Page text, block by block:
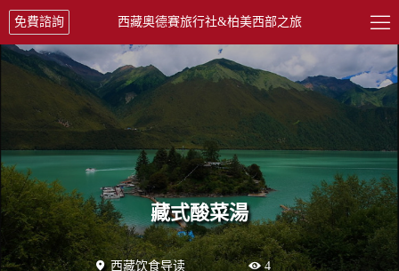

免費諮詢 西藏奧德賽旅行社&柏美西部之旅
藏式酸菜湯
 西藏饮食导读  4